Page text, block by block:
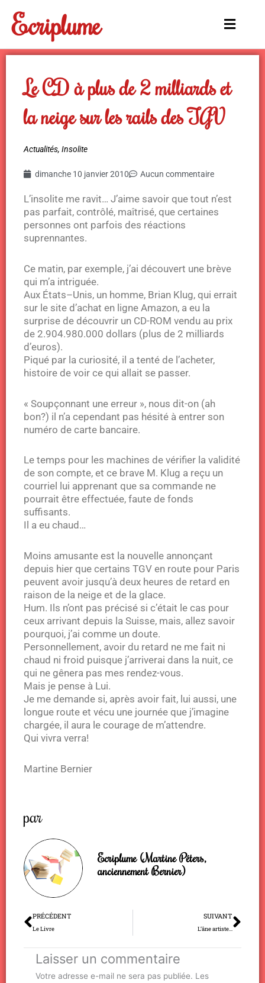
contenu
Ecriplume
Main
Le CD à plus de 2 milliards et
la neige sur les rails des TGV
Actualités, Insolite
dimanche 10 janvier 2010 Aucun commentaire
L’insolite me ravit… J’aime savoir que tout n’est
pas parfait, contrôlé, maîtrisé, que certaines
personnes ont parfois des réactions
suprennantes.
Ce matin, par exemple, j’ai découvert une brève
qui m’a intriguée.
Aux États–Unis, un homme, Brian Klug, qui errait
sur le site d’achat en ligne Amazon, a eu la
surprise de découvrir un CD-ROM vendu au prix
de 2.904.980.000 dollars (plus de 2 milliards
d’euros).
Piqué par la curiosité, il a tenté de l’acheter,
histoire de voir ce qui allait se passer.
« Soupçonnant une erreur », nous dit-on (ah
bon?) il n’a cependant pas hésité à entrer son
numéro de carte bancaire.
Le temps pour les machines de vérifier la validité
de son compte, et ce brave M. Klug a reçu un
courriel lui apprenant que sa commande ne
pourrait être effectuée, faute de fonds
suffisants.
Il a eu chaud…
Moins amusante est la nouvelle annonçant
depuis hier que certains TGV en route pour Paris
peuvent avoir jusqu’à deux heures de retard en
raison de la neige et de la glace.
Hum. Ils n’ont pas précisé si c’était le cas pour
ceux arrivant depuis la Suisse, mais, allez savoir
pourquoi, j’ai comme un doute.
Personnellement, avoir du retard ne me fait ni
chaud ni froid puisque j’arriverai dans la nuit, ce
qui ne gênera pas mes rendez-vous.
Mais je pense à Lui.
Je me demande si, après avoir fait, lui aussi, une
longue route et vécu une journée que j’imagine
chargée, il aura le courage de m’attendre.
Qui vivra verra!
Martine Bernier
par
Ecriplume (Martine Péters,
anciennement Bernier)
Précédent
PRÉCÉDENT
Le Livre
SUIVANT
L’âne artiste…
Laisser un commentaire
Votre adresse e-mail ne sera pas publiée. Les